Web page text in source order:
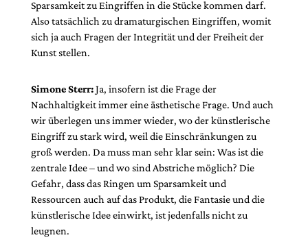
Sparsamkeit zu Eingriffen in die Stücke kommen darf.
Also tatsächlich zu dramaturgischen Eingriffen, womit
sich ja auch Fragen der Integrität und der Freiheit der
Kunst stellen.
Simone Sterr:Ja, insofern ist die Frage der
Nachhaltigkeit immer eine ästhetische Frage. Und auch
wir überlegen uns immer wieder, wo der künstlerische
Eingriff zu stark wird, weil die Einschränkungen zu
groß werden. Da muss man sehr klar sein: Was ist die
zentrale Idee – und wo sind Abstriche möglich? Die
Gefahr, dass das Ringen um Sparsamkeit und
Ressourcen auch auf das Produkt, die Fantasie und die
künstlerische Idee einwirkt, ist jedenfalls nicht zu
leugnen.